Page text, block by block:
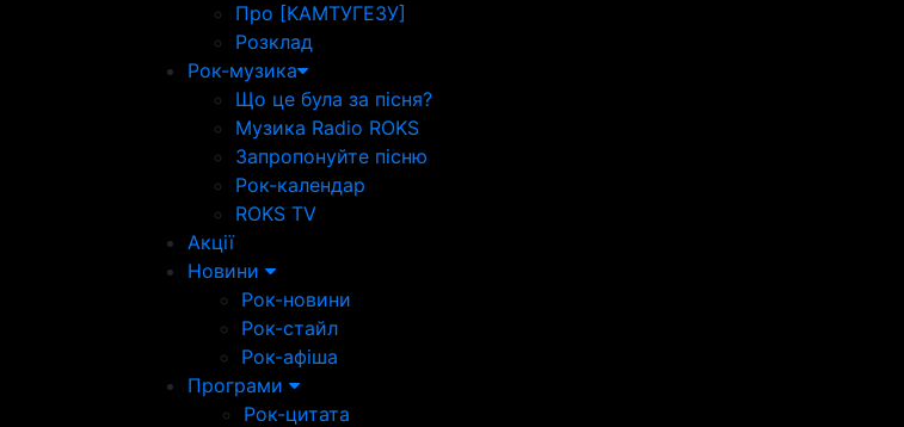
Про [КАМТУГЕЗУ]
Розклад
Рок-музика
Що це була за пісня?
Музика Radio ROKS
Запропонуйте пісню
Рок-календар
ROKS TV
Акції
Новини
Рок-новини
Рок-стайл
Рок-афіша
Програми
Рок-цитата